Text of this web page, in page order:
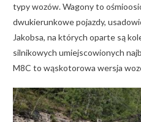
typy wozów. Wagony to
dwukierunkowe pojazdy,
Jakobsa, na których oparte są
silnikowych umiejscowionych
M8C to wąskotorowa wersja